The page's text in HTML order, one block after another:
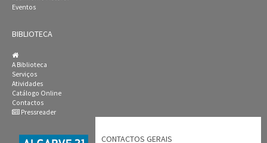
Eventos
BIBLIOTECA
A Biblioteca
Serviços
Atividades
Catálogo Online
Contactos
Pressreader
CONTACTOS GERAIS